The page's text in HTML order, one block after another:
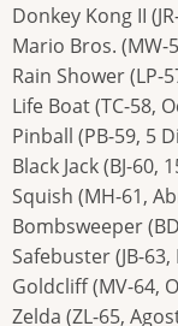
Donkey Kong II
Mario Bros. (MW-
Rain Shower (LP-
Life Boat (TC-58,
Pinball (PB-59, 5
Black Jack (BJ-60,
Squish (MH-61,
Bombsweeper
Safebuster (JB-
Goldcliff (MV-64,
Zelda (ZL-65,